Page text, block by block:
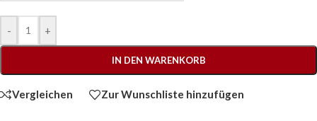
- +
IN DEN WARENKORB
Vergleichen Zur Wunschliste hinzufügen